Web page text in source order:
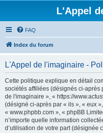
L'Appel
FAQ
Index du forum
L'Appel de l'imaginaire -
Cette politique explique en détail
sociétés affiliées (désignés ci-après
de l'imaginaire », « https://
(désigné ci-après par « ils », « eux
« www.phpbb.com », « phpBB
n’importe quelle information
d’utilisation de votre part (désignée